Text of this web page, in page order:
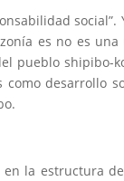
es no es una
pueblo shipibo-
desarrollo
la estructura